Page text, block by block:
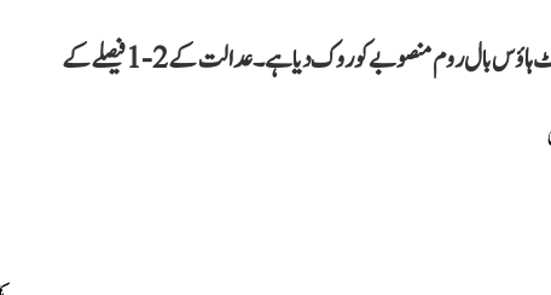
امریکی عدالت نے صدر ٹرمپ کے چار سو ملین ڈالر کے وائٹ ہاؤس بال روم منصوبے کو روک دیا ہے۔ عدالت کے 2-1 فیصلے کے